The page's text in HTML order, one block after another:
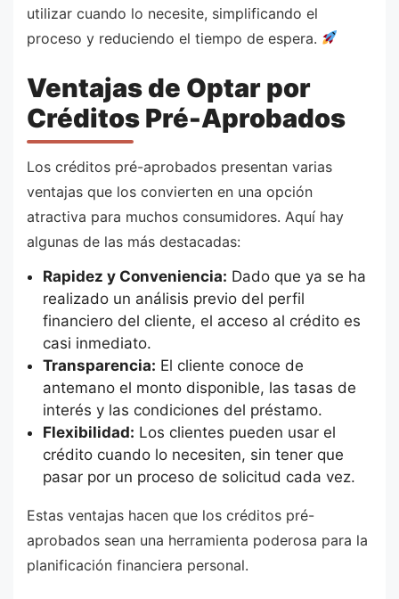
utilizar cuando lo necesite, simplificando el
proceso y reduciendo el tiempo de espera.
Ventajas de Optar por
Créditos Pré-Aprobados
Los créditos pré-aprobados presentan varias
ventajas que los convierten en una opción
atractiva para muchos consumidores. Aquí hay
algunas de las más destacadas:
Rapidez y Conveniencia: Dado que ya se ha
realizado un análisis previo del perfil
financiero del cliente, el acceso al crédito es
casi inmediato.
Transparencia: El cliente conoce de
antemano el monto disponible, las tasas de
interés y las condiciones del préstamo.
Flexibilidad: Los clientes pueden usar el
crédito cuando lo necesiten, sin tener que
pasar por un proceso de solicitud cada vez.
Estas ventajas hacen que los créditos pré-
aprobados sean una herramienta poderosa para la
planificación financiera personal.